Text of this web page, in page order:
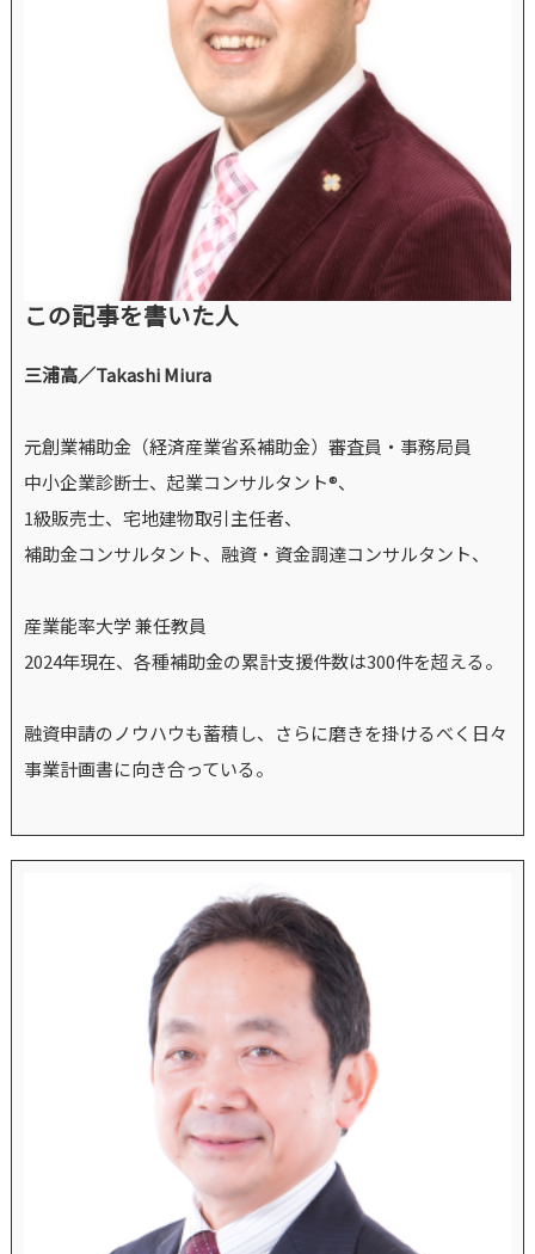
この記事を書いた人
三浦高／Takashi Miura
元創業補助金（経済産業省系補助金）審査員・事務局員
中小企業診断士、起業コンサルタント®、
1級販売士、宅地建物取引主任者、
補助金コンサルタント、融資・資金調達コンサルタント、
産業能率大学 兼任教員
2024年現在、各種補助金の累計支援件数は300件を超える。
融資申請のノウハウも蓄積し、さらに磨きを掛けるべく日々
事業計画書に向き合っている。